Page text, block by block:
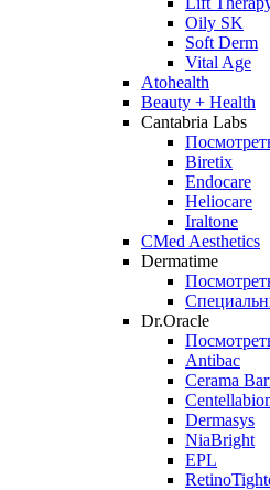
Oily SK
Soft Derm
Vital Age
Atohealth
Beauty + Health
Cantabria Labs
Biretix
Endocare
Heliocare
Iraltone
CMed Aesthetics
Dermatime
Dr.Oracle
Antibac
Cerama
Dermasys
NiaBright
EPL